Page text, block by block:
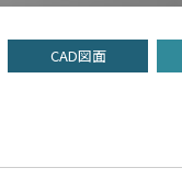
CAD図面